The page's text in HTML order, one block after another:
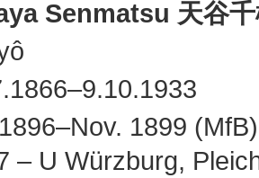
Senmatsu 天谷
1899
– U Würzburg,